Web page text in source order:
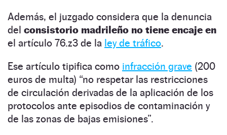
Además, el juzgado considera que la denuncia
del consistorio madrileño no tiene encaje en
el artículo 76.z3 de la ley de tráfico.
Ese artículo tipifica como infracción grave (200
euros de multa) “no respetar las restricciones
de circulación derivadas de la aplicación de los
protocolos ante episodios de contaminación y
de las zonas de bajas emisiones”.